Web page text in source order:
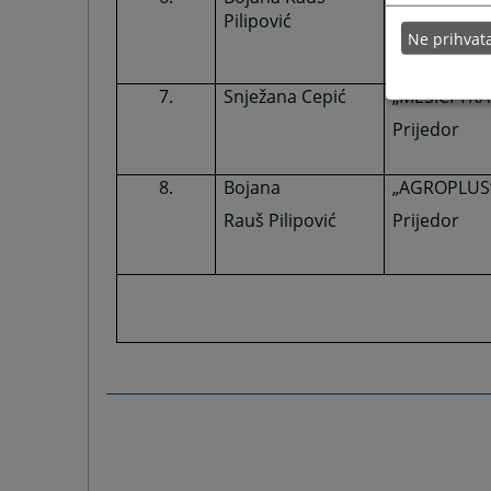
Pilipović
Prijedor
7. Snježana Cepić
„MEŠIĆI
Prijedor
8.
Bojana
Rauš Pilipović
Prijedor
Ne